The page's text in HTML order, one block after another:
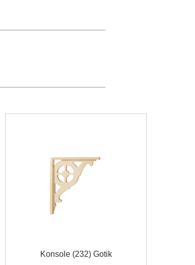
Konsole (232) Gotik